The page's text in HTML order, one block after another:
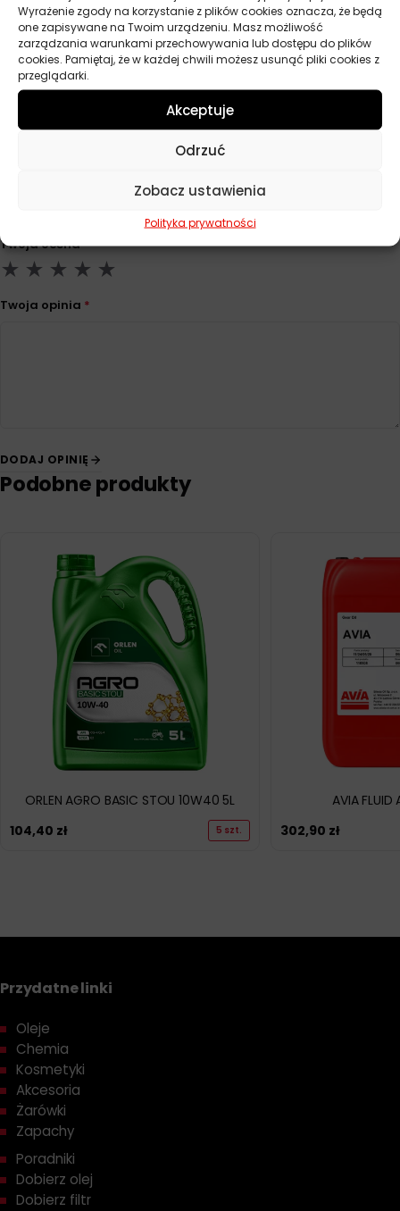
Wyrażenie zgody na korzystanie z plików cookies oznacza, że będą
one zapisywane na Twoim urządzeniu. Masz możliwość
zarządzania warunkami przechowywania lub dostępu do plików
cookies. Pamiętaj, że w każdej chwili możesz usunąć pliki cookies z
przeglądarki.
Akceptuje
Odrzuć
Zobacz ustawienia
Polityka prywatności
Pojemność 5 l
Lepkość ISO VG 46
Twoja ocena*
Twoja opinia *
DODAJ OPINIĘ
Podobne produkty
ORLEN AGRO BASIC STOU 10W40 5L
104,40 zł 5 szt.
AVIA FLUID
302,90 zł
Przydatne linki
Oleje
Chemia
Kosmetyki
Akcesoria
Żarówki
Zapachy
Poradniki
Dobierz olej
Dobierz filtr